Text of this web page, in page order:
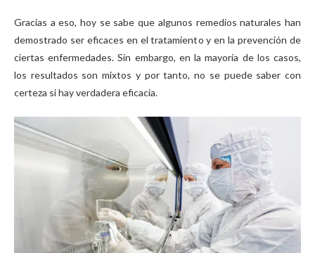
Gracias a eso, hoy se sabe que algunos remedios naturales han
demostrado ser eficaces en el tratamiento y en la prevención de
ciertas enfermedades. Sin embargo, en la mayoría de los casos,
los resultados son mixtos y por tanto, no se puede saber con
certeza si hay verdadera eficacia.